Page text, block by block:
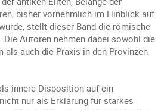
bisher vornehmlich im Hinblick auf
stellt dieser Band die römische
Autoren nehmen dabei sowohl die
als auch die Praxis in den Provinzen
innere Disposition auf ein
nur als Erklärung für starkes